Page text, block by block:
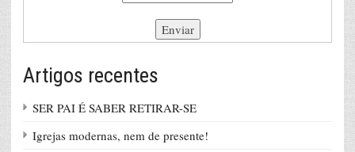
Artigos recentes
SER PAI É SABER RETIRAR-SE
Igrejas modernas, nem de presente!